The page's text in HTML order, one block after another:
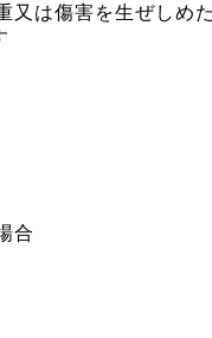
又は傷害を生ぜしめ
合